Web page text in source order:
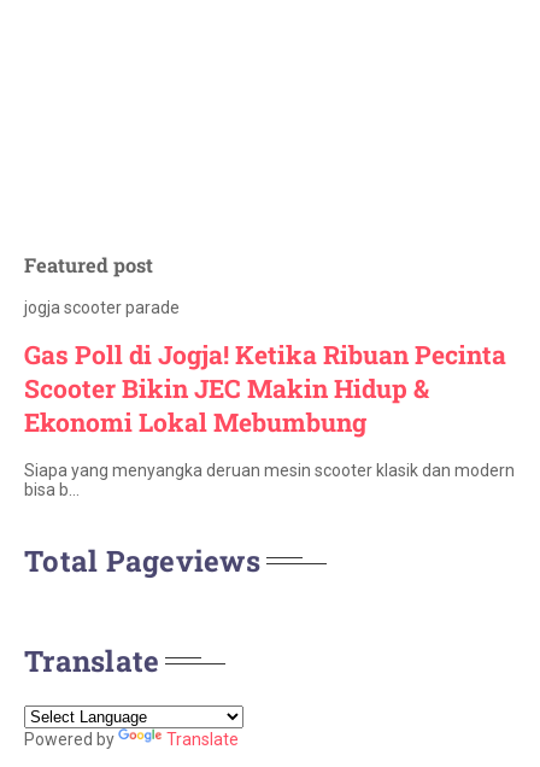
Featured post
jogja scooter parade
Gas Poll di Jogja! Ketika Ribuan Pecinta
Scooter Bikin JEC Makin Hidup &
Ekonomi Lokal Mebumbung
Siapa yang menyangka deruan mesin scooter klasik dan modern
bisa b…
Total Pageviews
Translate
Powered by Translate